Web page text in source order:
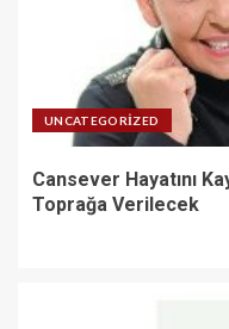
UNCATEGORIZED
Cansever Hayatını
Toprağa Verilecek